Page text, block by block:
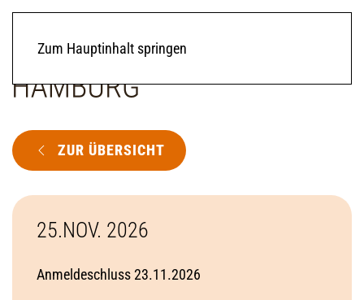
Zum Hauptinhalt springen
ZUR ÜBERSICHT
25.NOV. 2026
Anmeldeschluss 23.11.2026